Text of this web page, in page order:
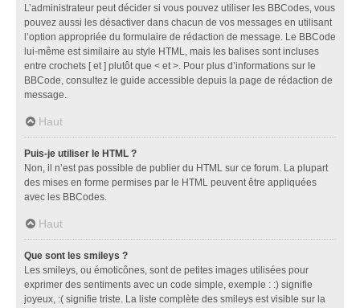
L’administrateur peut décider si vous pouvez utiliser les BBCodes, vous
pouvez aussi les désactiver dans chacun de vos messages en utilisant
l’option appropriée du formulaire de rédaction de message. Le BBCode
lui-même est similaire au style HTML, mais les balises sont incluses
entre crochets [ et ] plutôt que < et >. Pour plus d’informations sur le
BBCode, consultez le guide accessible depuis la page de rédaction de
message.
Haut
Puis-je utiliser le HTML ?
Non, il n’est pas possible de publier du HTML sur ce forum. La plupart
des mises en forme permises par le HTML peuvent être appliquées
avec les BBCodes.
Haut
Que sont les smileys ?
Les smileys, ou émoticônes, sont de petites images utilisées pour
exprimer des sentiments avec un code simple, exemple : :) signifie
joyeux, :( signifie triste. La liste complète des smileys est visible sur la